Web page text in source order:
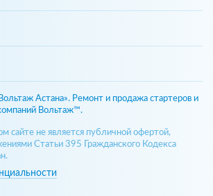
Астана». Ремонт и продажа стартеров и
Вольтаж™.
сайте не является публичной офертой,
Статьи 395 Гражданского Кодекса